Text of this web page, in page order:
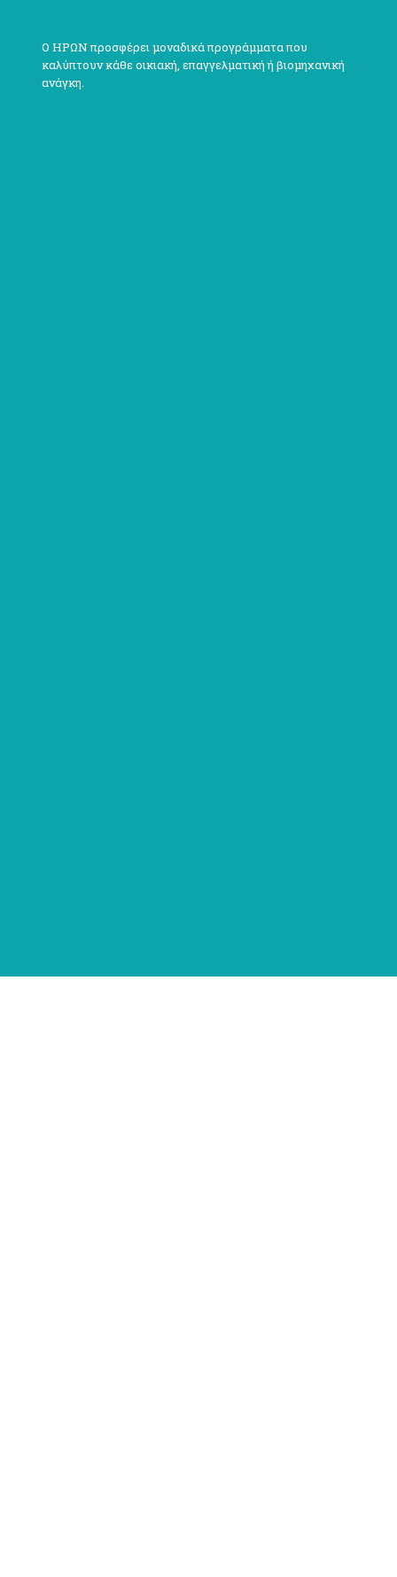
Ο ΗΡΩΝ προσφέρει μοναδικά προγράμματα που
καλύπτουν κάθε οικιακή, επαγγελματική ή βιομηχανική
ανάγκη.